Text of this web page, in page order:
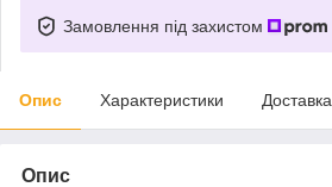
Замовлення під захистом
Опис Характеристики Доставка
Опис